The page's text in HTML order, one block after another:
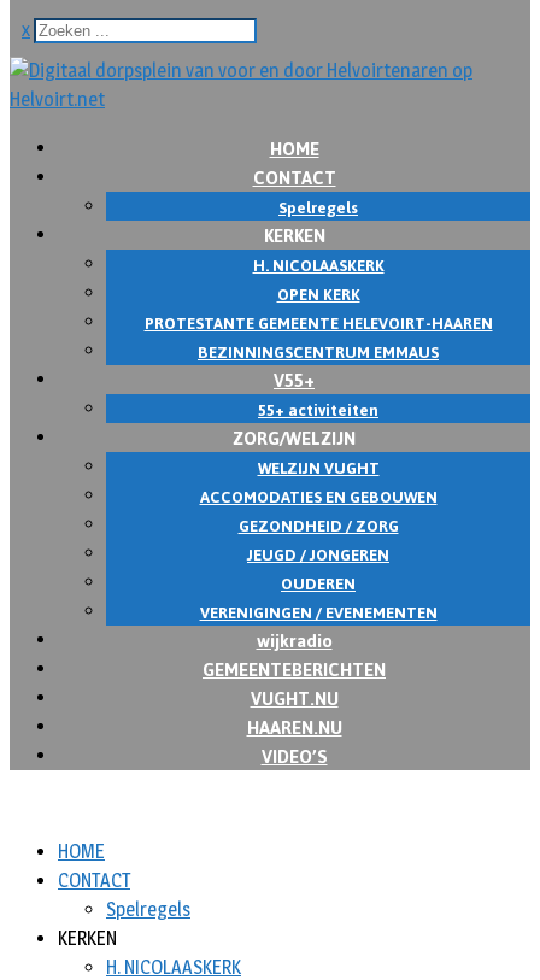
x
HOME
CONTACT
Spelregels
KERKEN
H. NICOLAASKERK
OPEN KERK
PROTESTANTE GEMEENTE HELEVOIRT-HAAREN
BEZINNINGSCENTRUM EMMAUS
V55+
55+ activiteiten
ZORG/WELZIJN
WELZIJN VUGHT
ACCOMODATIES EN GEBOUWEN
GEZONDHEID / ZORG
JEUGD / JONGEREN
OUDEREN
VERENIGINGEN / EVENEMENTEN
wijkradio
GEMEENTEBERICHTEN
VUGHT.NU
HAAREN.NU
VIDEO’S
HOME
CONTACT
Spelregels
KERKEN
H. NICOLAASKERK